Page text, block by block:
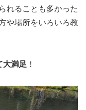
れることも多かった
や場所をいろいろ教
大満足 ！